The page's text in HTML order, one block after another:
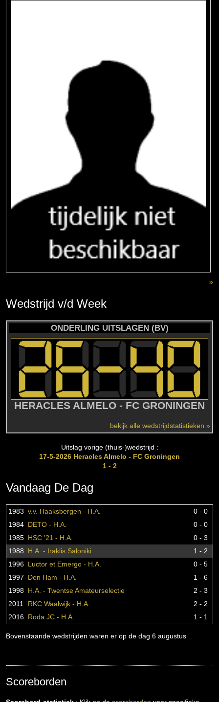
..... »
Wedstrijd v/d Week
ONDERLING UITSLAGEN (BV)
HERACLES ALMELO - FC GRONINGEN
bekijk alle wedstrijdstatistieken »
Uitslag vorige (thuis-)wedstrijd :
17-5-2026 Heracles Almelo - FC Groningen
1 - 2
Vandaag De Dag
1983 v.v. Haaksbergen - H.A.
0 - 0
1984 DETO - H.A.
0 - 0
1985 HSC '21 - H.A.
0 - 3
1988
H.A. - Iraklis Saloniki
1 - 2
1996 Luctor et Emergo - H.A.
0 - 5
1997
Den Ham - H.A.
1 - 6
1998 H.A. - Twentse Amateurselectie
2 - 3
2011
RKC Waalwijk - H.A.
2 - 2
2016 Roda JC - H.A. 1 - 1
Bovenstaande wedstrijden waren er op de dag 6 augustus
Scoreborden